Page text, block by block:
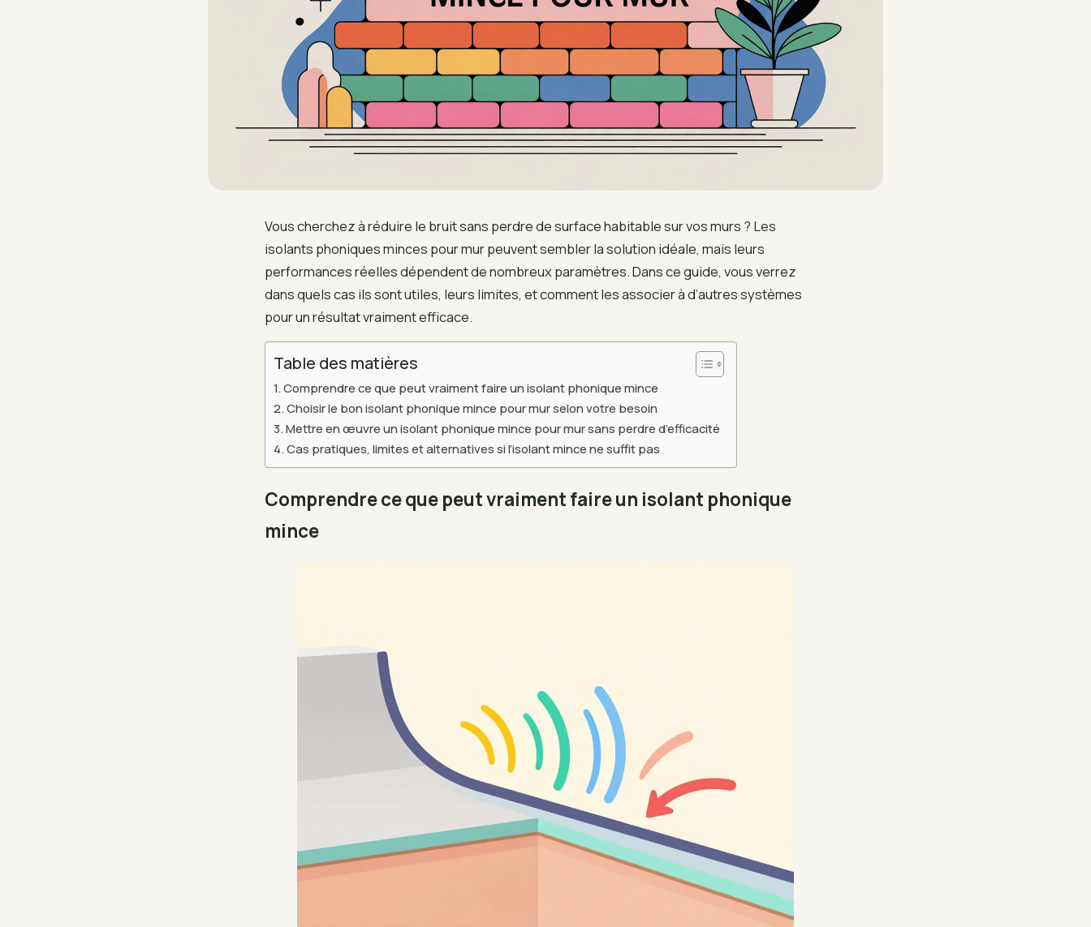
Vous cherchez à réduire le bruit sans perdre de surface habitable sur vos murs ? Les
isolants phoniques minces pour mur peuvent sembler la solution idéale, mais leurs
performances réelles dépendent de nombreux paramètres. Dans ce guide, vous verrez
dans quels cas ils sont utiles, leurs limites, et comment les associer à d’autres systèmes
pour un résultat vraiment efficace.
Table des matières
Comprendre ce que peut vraiment faire un isolant phonique mince
Choisir le bon isolant phonique mince pour mur selon votre besoin
Mettre en œuvre un isolant phonique mince pour mur sans perdre d’efficacité
Cas pratiques, limites et alternatives si l’isolant mince ne suffit pas
Comprendre ce que peut vraiment faire un isolant phonique
mince